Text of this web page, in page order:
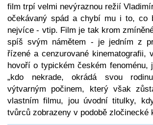
film trpí velmi nevýraznou režií
očekávaný spád a chybí mu i to, co
nejvíce - vtip. Film je tak krom
spíš svým námětem - je jedním z
řízené a cenzurované kinematografii,
hovoří o typickém českém fenoménu,
„kdo nekrade, okrádá svou
výtvarným počinem, který však
vlastním filmu, jou úvodní titulky,
tvůrců zobrazeny v podobě zločinecké